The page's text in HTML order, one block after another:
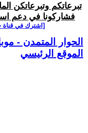
تبرعاتكم وتبرعاتكن
فشاركونا في دعم
[اشترك في قناة
الحوار المتمدن -
الموقع الرئيسي